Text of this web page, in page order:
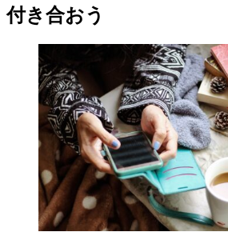
付き合おう